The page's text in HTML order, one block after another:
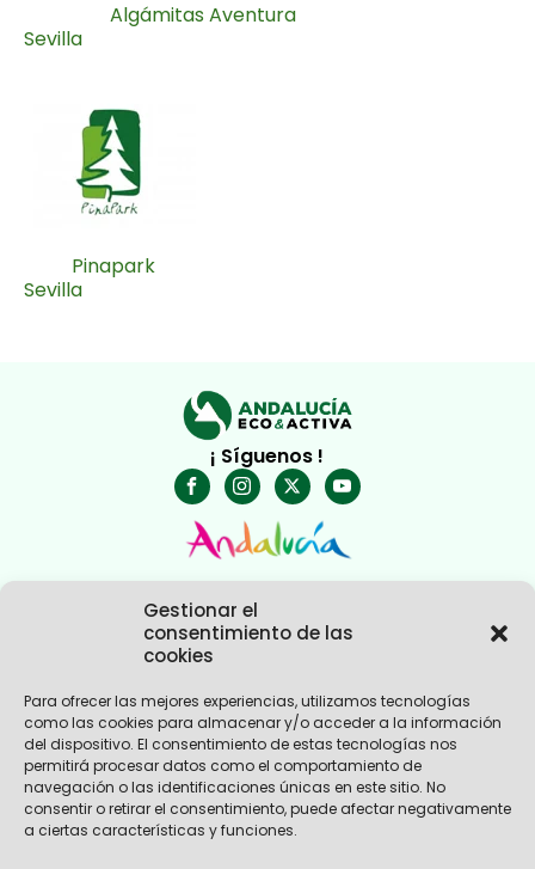
Gestionar el
consentimiento de las
cookies
Para ofrecer las mejores experiencias, utilizamos tecnologías
como las cookies para almacenar y/o acceder a la información
del dispositivo. El consentimiento de estas tecnologías nos
permitirá procesar datos como el comportamiento de
navegación o las identificaciones únicas en este sitio. No
consentir o retirar el consentimiento, puede afectar negativamente
a ciertas características y funciones.
Algámitas Aventura
Sevilla
Pinapark
Sevilla
¡ Síguenos !
Nosotros
Experiencias Andalucía
Empresas Turismo Activo
Empresas Turismo Ecoturismo
Novedades
Contacto